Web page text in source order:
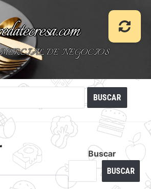
DE NEGOCIOS
Buscar
BUSCAR